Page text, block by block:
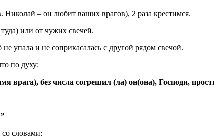
Николай – он любит ваших врагов), 2 раза крестимся.
или от чужих свечей.
упала и не соприкасалась с другой рядом свечой.
по духу:
без числа согрешил (ла) он(она), Господи,
словами: